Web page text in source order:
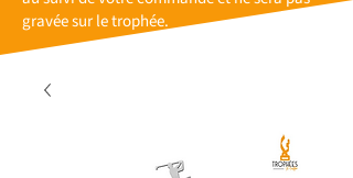
gravée sur le trophée.